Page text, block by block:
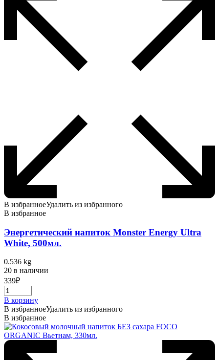
В избранноеУдалить из избранного
В избранное
Энергетический напиток Monster Energy Ultra
White, 500мл.
0.536 kg
20 в наличии
339₽
В корзину
В избранноеУдалить из избранного
В избранное